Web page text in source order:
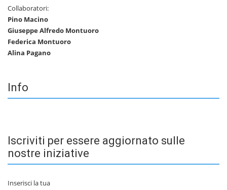
Collaboratori:
Pino Macino
Giuseppe Alfredo Montuoro
Federica Montuoro
Alina Pagano
Info
Iscriviti per essere aggiornato sulle
nostre iniziative
Inserisci la tua